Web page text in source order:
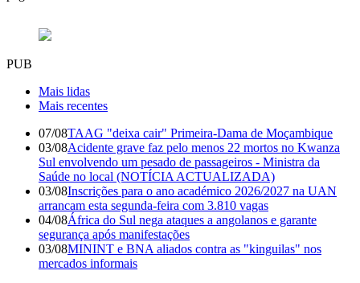
PUB
Mais lidas
Mais recentes
07/08TAAG "deixa cair" Primeira-Dama de Moçambique
03/08Acidente grave faz pelo menos 22 mortos no Kwanza
Sul envolvendo um pesado de passageiros - Ministra da
Saúde no local (NOTÍCIA ACTUALIZADA)
03/08Inscrições para o ano académico 2026/2027 na UAN
arrancam esta segunda-feira com 3.810 vagas
04/08África do Sul nega ataques a angolanos e garante
segurança após manifestações
03/08MININT e BNA aliados contra as "kinguilas" nos
mercados informais